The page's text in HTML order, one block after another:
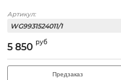
Артикул:
WG9931524011/1
5 850 руб
Предзаказ